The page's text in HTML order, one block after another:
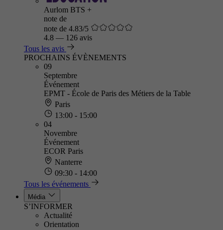
Aurlom BTS +
note de
note de 4.83/5
4.8 — 126 avis
Tous les avis
PROCHAINS ÉVÈNEMENTS
09
Septembre
Événement
EPMT - École de Paris des Métiers de la Table
Paris
13:00 - 15:00
04
Novembre
Événement
ECOR Paris
Nanterre
09:30 - 14:00
Tous les événements
Média
S’INFORMER
Actualité
Orientation